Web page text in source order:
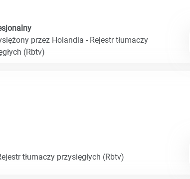
przez Holandia - Rejestr tłumaczy
(Rbtv)
tłumaczy przysięgłych (Rbtv)